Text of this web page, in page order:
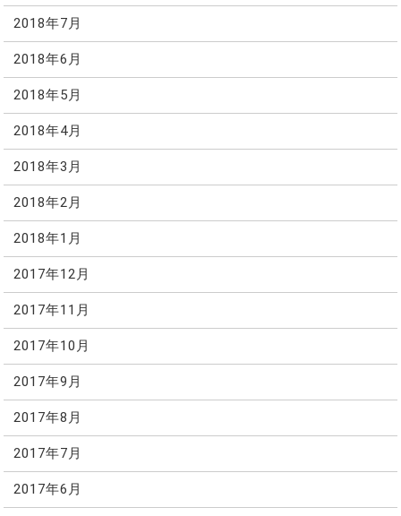
2018年7月
2018年6月
2018年5月
2018年4月
2018年3月
2018年2月
2018年1月
2017年12月
2017年11月
2017年10月
2017年9月
2017年8月
2017年7月
2017年6月